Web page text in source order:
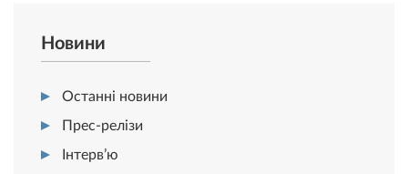
Новини
Останні новини
Прес-релізи
Інтерв’ю